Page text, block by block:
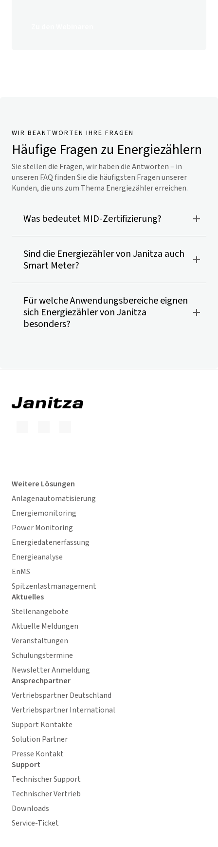
WIR BEANTWORTEN IHRE FRAGEN
Häufige Fragen zu Energiezählern
Sie stellen die Fragen, wir haben die Antworten – in
unseren FAQ finden Sie die häufigsten Fragen unserer
Kunden, die uns zum Thema Energiezähler erreichen.
Was bedeutet MID-Zertifizierung?
Sind die Energiezähler von Janitza auch
Smart Meter?
Für welche Anwendungsbereiche eignen
sich Energiezähler von Janitza
besonders?
Weitere Lösungen
Anlagenautomatisierung
Energiemonitoring
Power Monitoring
Energiedatenerfassung
Energieanalyse
EnMS
Spitzenlastmanagement
Aktuelles
Stellenangebote
Aktuelle Meldungen
Veranstaltungen
Schulungstermine
Newsletter Anmeldung
Ansprechpartner
Vertriebspartner Deutschland
Vertriebspartner International
Support Kontakte
Solution Partner
Presse Kontakt
Support
Technischer Support
Technischer Vertrieb
Downloads
Service-Ticket